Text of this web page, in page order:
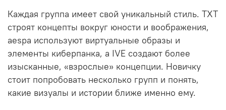
Каждая группа имеет свой уникальный стиль. TXT
строят концепты вокруг юности и воображения,
aespa используют виртуальные образы и
элементы киберпанка, а IVE создают более
изысканные, «взрослые» концепции. Новичку
стоит попробовать несколько групп и понять,
какие визуалы и истории ближе именно ему.